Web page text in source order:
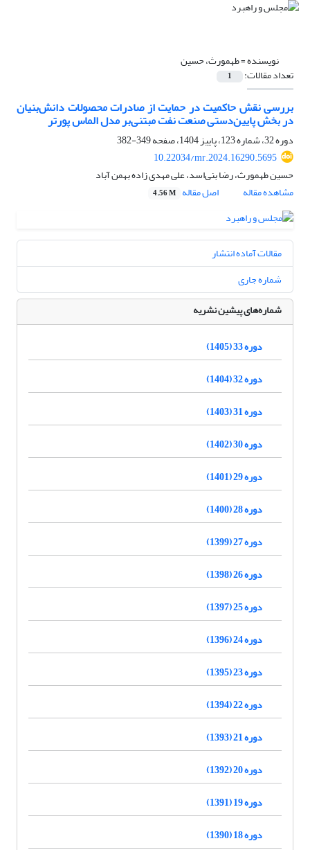
نویسنده =طهمورث، حسین
تعداد مقالات: 1
بررسی نقش حاکمیت در حمایت از صادرات محصولات دانش‌بنیان
در بخش پایین‌دستی صنعت نفت مبتنی‌بر مدل الماس پورتر
دوره 32، شماره 123، پاییز 1404، صفحه
349-382
10.22034/mr.2024.16290.5695
حسین طهمورث، رضا بنی‌اسد، علی مهدی زاده بهمن آباد
مشاهده مقاله
اصل مقاله 4.56 M
مقالات آماده انتشار
شماره جاری
شماره‌های پیشین نشریه
دوره 33 (1405)
دوره 32 (1404)
دوره 31 (1403)
دوره 30 (1402)
دوره 29 (1401)
دوره 28 (1400)
دوره 27 (1399)
دوره 26 (1398)
دوره 25 (1397)
دوره 24 (1396)
دوره 23 (1395)
دوره 22 (1394)
دوره 21 (1393)
دوره 20 (1392)
دوره 19 (1391)
دوره 18 (1390)